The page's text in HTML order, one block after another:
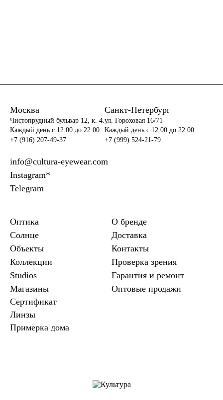
Москва
Чистопрудный бульвар 12, к. 4.
Каждый день c 12:00 до 22:00
+7 (916) 207-49-37
Санкт-Петербург
ул. Гороховая 16/71
Каждый день c 12:00 до 22:00
+7 (999) 524-21-79
info@cultura-eyewear.com
Instagram*
Telegram
Оптика
Солнце
Объекты
Коллекции
Studios
Магазины
Сертификат
Линзы
Примерка дома
О бренде
Доставка
Контакты
Проверка зрения
Гарантия и ремонт
Оптовые продажи